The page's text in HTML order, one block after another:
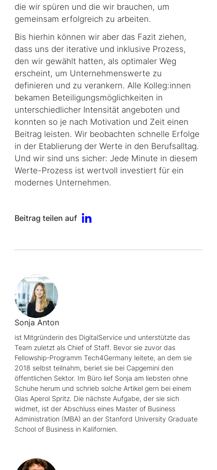
die wir spüren und die wir brauchen, um
gemeinsam erfolgreich zu arbeiten.
Bis hierhin können wir aber das Fazit ziehen,
dass uns der iterative und inklusive Prozess,
den wir gewählt hatten, als optimaler Weg
erscheint, um Unternehmenswerte zu
definieren und zu verankern. Alle Kolleg:innen
bekamen Beteiligungsmöglichkeiten in
unterschiedlicher Intensität angeboten und
konnten so je nach Motivation und Zeit einen
Beitrag leisten. Wir beobachten schnelle Erfolge
in der Etablierung der Werte in den Berufsalltag.
Und wir sind uns sicher: Jede Minute in diesem
Werte-Prozess ist wertvoll investiert für ein
modernes Unternehmen.
Beitrag teilen auf
Sonja Anton
ist Mitgründerin des DigitalService und unterstützte das
Team zuletzt als Chief of Staff. Bevor sie zuvor das
Fellowship-Programm Tech4Germany leitete, an dem sie
2018 selbst teilnahm, beriet sie bei Capgemini den
öffentlichen Sektor. Im Büro lief Sonja am liebsten ohne
Schuhe herum und schrieb solche Artikel gern bei einem
Glas Aperol Spritz. Die nächste Aufgabe, der sie sich
widmet, ist der Abschluss eines Master of Business
Administration (MBA) an der Stanford University Graduate
School of Business in Kalifornien.